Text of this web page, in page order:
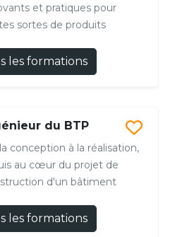
et pratiques pour
sortes de produits
les formations
du BTP
conception à la réalisation,
au cœur du projet de
d'un bâtiment
les formations